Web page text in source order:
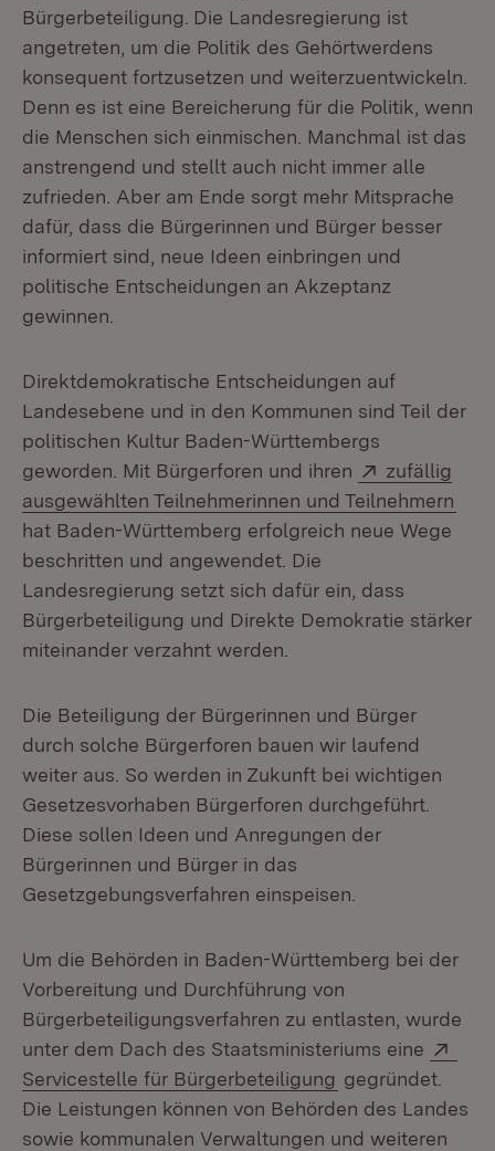
Bürgerbeteiligung. Die Landesregierung ist
angetreten, um die Politik des Gehörtwerdens
konsequent fortzusetzen und weiterzuentwickeln.
Denn es ist eine Bereicherung für die Politik, wenn
die Menschen sich einmischen. Manchmal ist das
anstrengend und stellt auch nicht immer alle
zufrieden. Aber am Ende sorgt mehr Mitsprache
dafür, dass die Bürgerinnen und Bürger besser
informiert sind, neue Ideen einbringen und
politische Entscheidungen an Akzeptanz
gewinnen.
Direktdemokratische Entscheidungen auf
Landesebene und in den Kommunen sind Teil der
politischen Kultur Baden-Württembergs
geworden. Mit Bürgerforen und ihren
Extern:
zufällig
ausgewählten Teilnehmerinnen und Teilnehmern
hat Baden-Württemberg erfolgreich neue Wege
beschritten und angewendet. Die
Landesregierung setzt sich dafür ein, dass
Bürgerbeteiligung und Direkte Demokratie stärker
miteinander verzahnt werden.
Die Beteiligung der Bürgerinnen und Bürger
durch solche Bürgerforen bauen wir laufend
weiter aus. So werden in Zukunft bei wichtigen
Gesetzesvorhaben Bürgerforen durchgeführt.
Diese sollen Ideen und Anregungen der
Bürgerinnen und Bürger in das
Gesetzgebungsverfahren einspeisen.
Um die Behörden in Baden-Württemberg bei der
Vorbereitung und Durchführung von
Bürgerbeteiligungsverfahren zu entlasten, wurde
unter dem Dach des Staatsministeriums eine
Servicestelle für Bürgerbeteiligung (Öffnet in
gegründet.
Die Leistungen können von Behörden des Landes
sowie kommunalen Verwaltungen und weiteren